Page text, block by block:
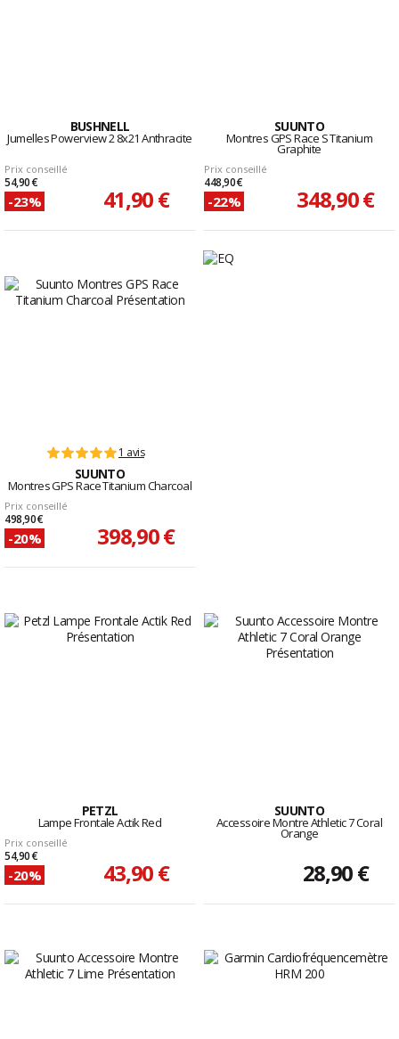
BUSHNELL
Jumelles Powerview 2 8x21 Anthracite
Prix conseillé
54,90 €
-23% 41,90 €
SUUNTO
Montres GPS Race S Titanium
Graphite
Prix conseillé
448,90 €
-22% 348,90 €
1 avis
SUUNTO
Montres GPS Race Titanium Charcoal
Prix conseillé
498,90 €
-20% 398,90 €
PETZL
Lampe Frontale Actik Red
Prix conseillé
54,90 €
-20% 43,90 €
SUUNTO
Accessoire Montre Athletic 7 Coral
Orange
28,90 €